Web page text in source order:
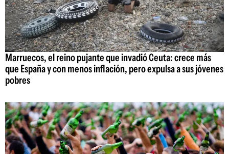
Marruecos, el reino pujante que invadió Ceuta: crece más
que España y con menos inflación, pero expulsa a sus jóvenes
pobres